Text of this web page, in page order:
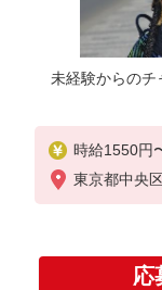
未経験からのチ
時給1550円
【月給例：
東京都中央
応